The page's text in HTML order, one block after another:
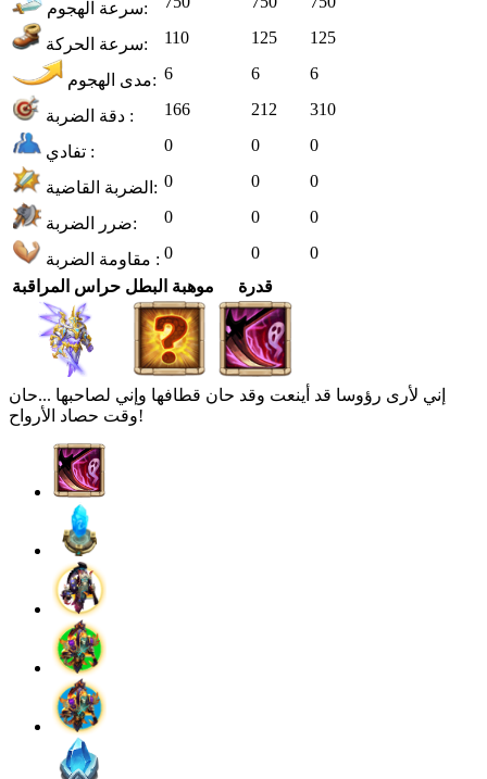
سرعة الهجوم:
سرعة الحركة: 110 125 125
مدى الهجوم: 6 6 6
دقة الضربة : 166 212 310
تفادي : 0 0 0
الضربة القاضية: 0 0 0
ضرر الضربة: 0 0 0
مقاومة الضربة : 0 0
0
حراس المراقبة موهبة البطل قدرة
إني لأرى رؤوسا قد أينعت وقد حان قطافها وإني لصاحبها ...حان
وقت حصاد الأرواح!